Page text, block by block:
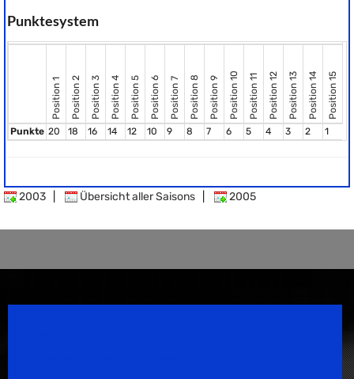
Punktesystem
Position 1 Position 2 Position 3 Position 4 Position 5 Position 6 Position 7 Position 8 Position 9 Position 10 Position 11 Position 12 Position 13 Position 14 Position 15
Punkte 20 18 16 14 12 10 9 8 7 6 5 4 3 2 1
2003 Übersicht aller Saisons 2005